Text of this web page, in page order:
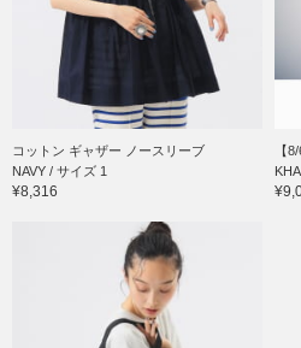
コットン ギャザー ノースリーブ
NAVY / サイズ 1
¥8,316
【